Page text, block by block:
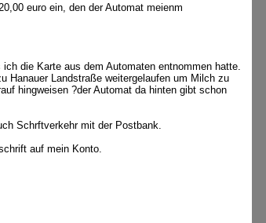
euro ein, den der Automat meienm
die Karte aus dem Automaten entnommen hatte.
Hanauer Landstraße weitergelaufen um Milch zu
hingweisen ?der Automat da hinten gibt schon
Schrftverkehr mit der Postbank.
auf mein Konto.